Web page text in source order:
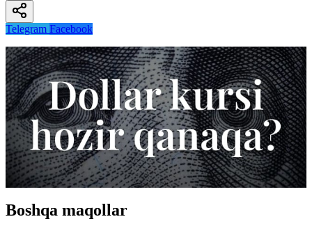
Telegram Facebook
Boshqa maqollar